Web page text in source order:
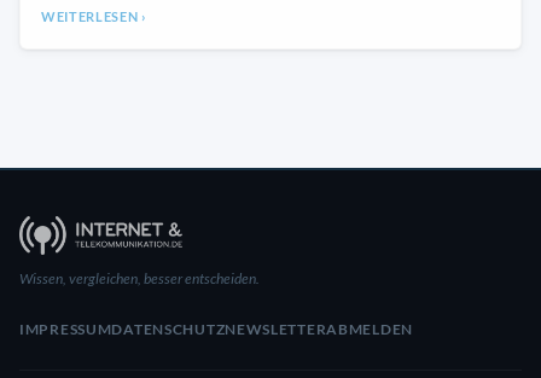
WEITERLESEN ›
Wissen, vergleichen, besser entscheiden.
IMPRESSUMDATENSCHUTZNEWSLETTERABMELDEN